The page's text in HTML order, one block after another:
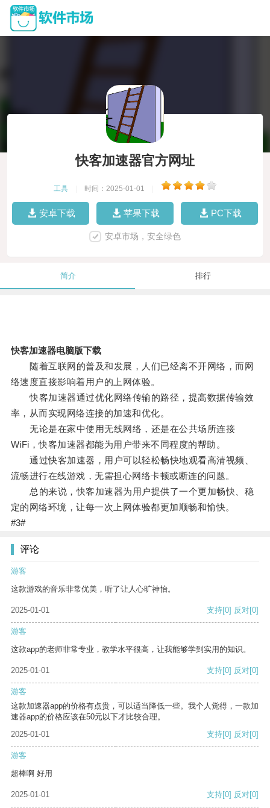
快客加速器官方网址
工具 时间：2025-01-01
安卓下载 苹果下载 PC下载
安卓市场，安全绿色
简介 排行
快客加速器电脑版下载
随着互联网的普及和发展，人们已经离不开网络，而网
络速度直接影响着用户的上网体验。
快客加速器通过优化网络传输的路径，提高数据传输效
率，从而实现网络连接的加速和优化。
无论是在家中使用无线网络，还是在公共场所连接
WiFi，快客加速器都能为用户带来不同程度的帮助。
通过快客加速器，用户可以轻松畅快地观看高清视频、
流畅进行在线游戏，无需担心网络卡顿或断连的问题。
总的来说，快客加速器为用户提供了一个更加畅快、稳
定的网络环境，让每一次上网体验都更加顺畅和愉快。
#3#
评论
游客
这款游戏的音乐非常优美，听了让人心旷神怡。
2025-01-01 支持[0] 反对[0]
游客
这款app的老师非常专业，教学水平很高，让我能够学到实用的知识。
2025-01-01 支持[0] 反对[0]
游客
这款加速器app的价格有点贵，可以适当降低一些。我个人觉得，一款加
速器app的价格应该在50元以下才比较合理。
2025-01-01
支持[0] 反对[0]
游客
超棒啊 好用
2025-01-01 支持[0] 反对[0]